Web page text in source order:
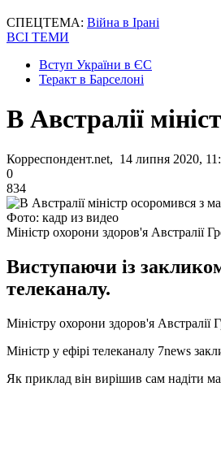
СПЕЦТЕМА: Війна в Ірані
ВСІ ТЕМИ
Вступ України в ЄС
Теракт в Барселоні
В Австралії
Корреспондент.net, 14 липня 2020,
0
834
Фото: кадр из видео
Міністр охорони здоров'я Австралії
Виступаючи із
телеканалу.
Міністру охорони здоров'я
Міністр у ефірі телеканалу 7news
Як приклад він вирішив сам надіти